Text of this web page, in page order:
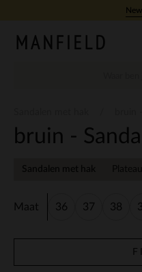
bruin -
Sandalen met hak
Maat 36 37 38